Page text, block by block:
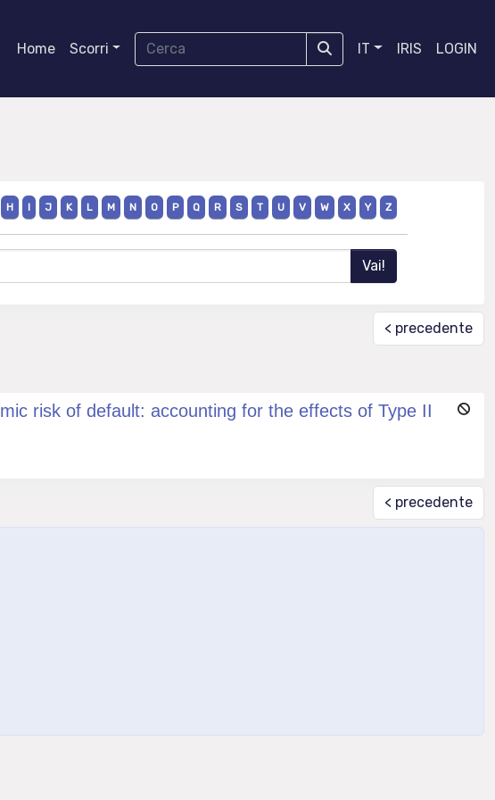
Home Scorri IT IRIS LOGIN
H I J K L M N O P Q R S T U V W X Y Z
< precedente
risk of default: accounting for the effects of Type II
< precedente